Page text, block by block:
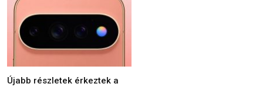
Újabb részletek érkeztek a